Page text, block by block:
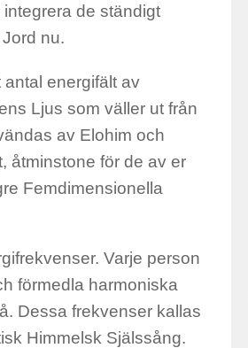
de ständigt
nu.
energifält av
Ljus som väller ut från
av Elohim och
åtminstone för de av er
Femdimensionella
Varje person
förmedla harmoniska
Dessa frekvenser kallas
Himmelsk Själssång.